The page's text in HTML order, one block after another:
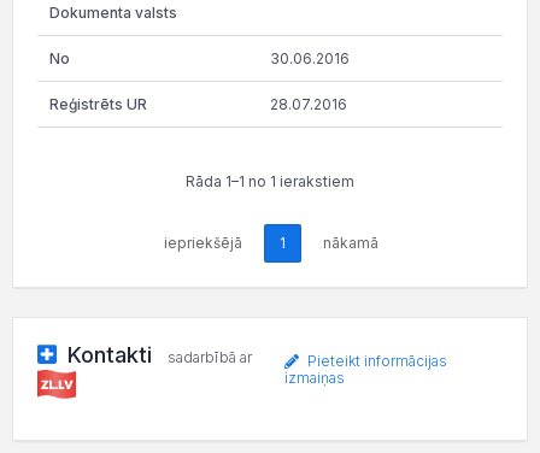
30.06.2016
28.07.2016
Rāda 1–1 no 1 ierakstiem
iepriekšējā 1 nākamā
Kontakti sadarbībā ar
Pieteikt informācijas
izmaiņas